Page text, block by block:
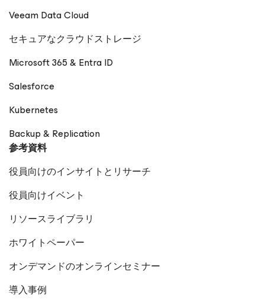
Veeam Data Cloud
セキュアなクラウドストレージ
Microsoft 365 & Entra ID
Salesforce
Kubernetes
Backup & Replication
参考資料
役員向けのインサイトとリサーチ
役員向けイベント
リソースライブラリ
ホワイトペーパー
オンデマンドのオンラインセミナー
導入事例